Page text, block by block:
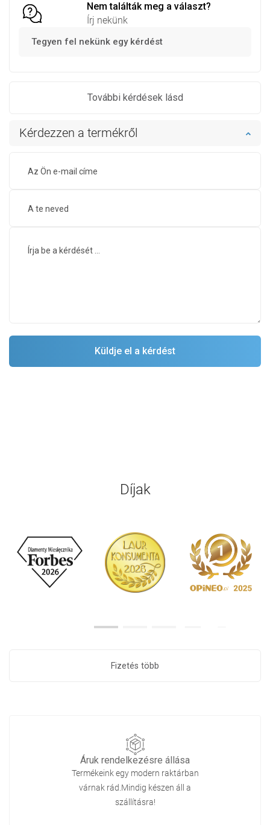
Nem találták meg a választ?
Írj nekünk
Tegyen fel nekünk egy kérdést
További kérdések lásd
Kérdezzen a termékről
Díjak
Fizetés több
Áruk rendelkezésre állása
Termékeink egy modern raktárban
várnak rád.Mindig készen áll a
szállításra!